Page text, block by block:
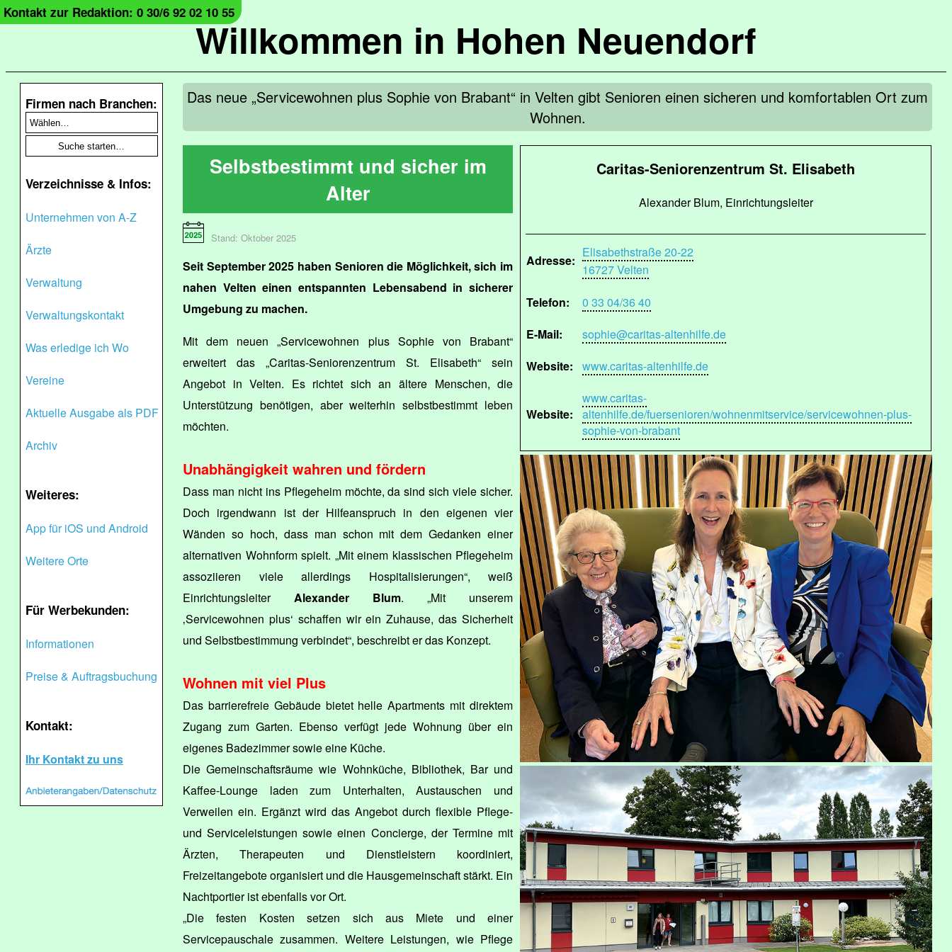
Willkommen in Hohen Neuendorf
Kontakt zur Redaktion: 0 30/6 92 02 10 55
Firmen nach Branchen:
Verzeichnisse & Infos:
Unternehmen von A-Z
Ärzte
Verwaltung
Verwaltungskontakt
Was erledige ich Wo
Vereine
Aktuelle Ausgabe als PDF
Archiv
Weiteres:
App für iOS und Android
Weitere Orte
Für Werbekunden:
Informationen
Preise & Auftragsbuchung
Kontakt:
Ihr Kontakt zu uns
Das neue „Servicewohnen plus Sophie von Brabant“ in Velten gibt Senioren einen sicheren und komfortablen Ort zum
Wohnen.
Caritas-Seniorenzentrum St. Elisabeth
Alexander Blum, Einrichtungsleiter
Adresse:
Elisabethstraße 20-22
16727 Velten
Telefon:
0 33 04/36 40
E-Mail:
sophie@caritas-altenhilfe.de
Website:
www.caritas-altenhilfe.de
Website:
www.caritas-
altenhilfe.de/fuersenioren/wohnenmitservice/servicewohnen-plus-
sophie-von-brabant
Selbstbestimmt und sicher im
Alter
Stand: Oktober 2025
Seit September 2025 haben Senioren die Möglichkeit, sich im
nahen Velten einen entspannten Lebensabend in sicherer
Umgebung zu machen.
Mit dem neuen „Servicewohnen plus Sophie von Brabant“
erweitert das „Caritas-Seniorenzentrum St. Elisabeth“ sein
Angebot in Velten. Es richtet sich an ältere Menschen, die
Unterstützung benötigen, aber weiterhin selbstbestimmt leben
möchten.
Unabhängigkeit wahren und fördern
Dass man nicht ins Pflegeheim möchte, da sind sich viele sicher.
Doch irgendwann ist der Hilfeanspruch in den eigenen vier
Wänden so hoch, dass man schon mit dem Gedanken einer
alternativen Wohnform spielt. „Mit einem klassischen Pflegeheim
assoziieren viele allerdings Hospitalisierungen“, weiß
EinrichtungsleiterAlexander Blum. „Mit unserem
‚Servicewohnen plus‘ schaffen wir ein Zuhause, das Sicherheit
und Selbstbestimmung verbindet“, beschreibt er das Konzept.
Wohnen mit viel Plus
Das barrierefreie Gebäude bietet helle Apartments mit direktem
Zugang zum Garten. Ebenso verfügt jede Wohnung über ein
eigenes Badezimmer sowie eine Küche.
Die Gemeinschaftsräume wie Wohnküche, Bibliothek, Bar und
Kaffee-Lounge laden zum Unterhalten, Austauschen und
Verweilen ein. Ergänzt wird das Angebot durch flexible Pflege-
und Serviceleistungen sowie einen Concierge, der Termine mit
Ärzten, Therapeuten und Dienstleistern koordiniert,
Freizeitangebote organisiert und die Hausgemeinschaft stärkt. Ein
Nachtportier ist ebenfalls vor Ort.
„Die festen Kosten setzen sich aus Miete und einer
Servicepauschale zusammen. Weitere Leistungen, wie Pflege